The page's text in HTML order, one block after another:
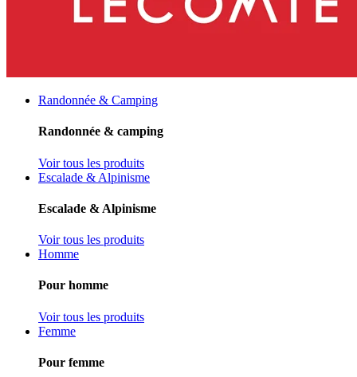
Randonnée & Camping
Randonnée & camping
Voir tous les produits
Escalade & Alpinisme
Escalade & Alpinisme
Voir tous les produits
Homme
Pour homme
Voir tous les produits
Femme
Pour femme